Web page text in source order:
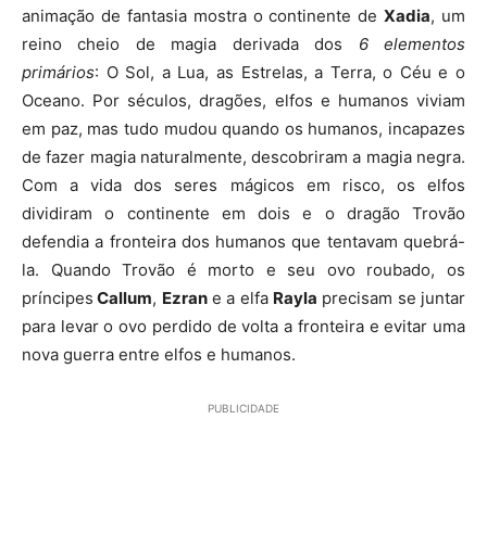
animação de fantasia mostra o continente deXadia, um
reino cheio de magia derivada dos 6 elementos
primários: O Sol, a Lua, as Estrelas, a Terra, o Céu e o
Oceano. Por séculos, dragões, elfos e humanos viviam
em paz, mas tudo mudou quando os humanos, incapazes
de fazer magia naturalmente, descobriram a magia negra.
Com a vida dos seres mágicos em risco, os elfos
dividiram o continente em dois e o dragão Trovão
defendia a fronteira dos humanos que tentavam quebrá-
la. Quando Trovão é morto e seu ovo roubado, os
príncipes Callum, Ezrane a elfa Rayla precisam se juntar
para levar o ovo perdido de volta a fronteira e evitar uma
nova guerra entre elfos e humanos.
PUBLICIDADE